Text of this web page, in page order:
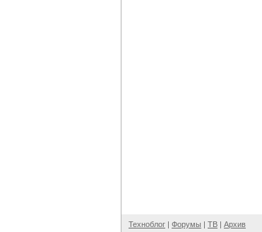
Техноблог | Форумы | ТВ | Архив